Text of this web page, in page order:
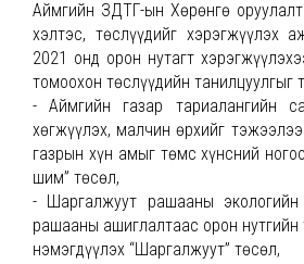
Аймгийн ЗДТГ-ын Хөрөнгө
хэлтэс, төслүүдийг хэрэгжүүлэх
2021 онд орон нутагт
томоохон төслүүдийн танилцуулгыг
- Аймгийн газар тариалангийн
хөгжүүлэх, малчин өрхийг
газрын хүн амыг төмс хүнсний
шим” төсөл,
- Шаргалжуут рашааны экологийн
рашааны ашиглалтаас орон нутгийн
нэмэгдүүлэх “Шаргалжуут” төсөл,